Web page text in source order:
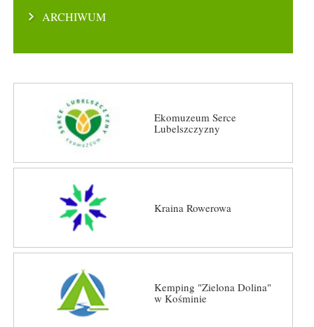
ARCHIWUM
Ekomuzeum Serce
Lubelszczyzny
Kraina Rowerowa
Kemping "Zielona Dolina"
w Kośminie